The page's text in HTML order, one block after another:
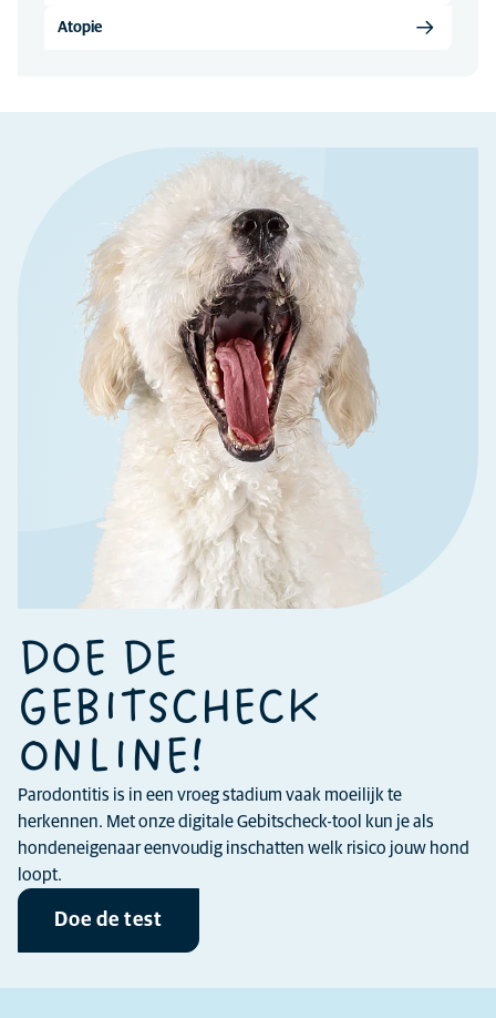
Atopie
DOE DE
GEBITSCHECK
ONLINE!
Parodontitis is in een vroeg stadium vaak moeilijk te
herkennen. Met onze digitale Gebitscheck-tool kun je als
hondeneigenaar eenvoudig inschatten welk risico jouw hond
loopt.
Doe de test